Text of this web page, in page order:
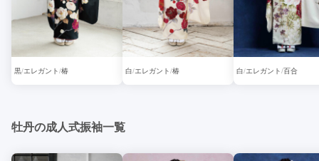
黒 エレガント 椿 白 エレガント 椿 白 エレガント 百合
牡丹の成人式振袖一覧